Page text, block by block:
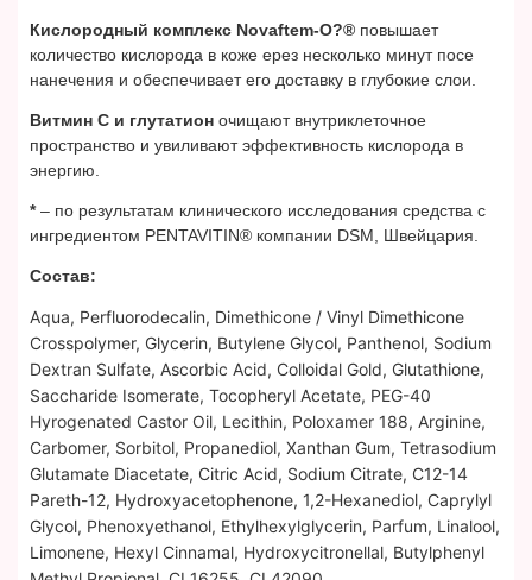
Кислородный комплекс Novaftem-O?® повышает
количество кислорода в коже ерез несколько минут посе
нанечения и обеспечивает его доставку в глубокие слои.
Витмин С и глутатион очищают внутриклеточное
пространство и увиливают эффективность кислорода в
энергию.
*– по результатам клинического исследования средства с
ингредиентом PENTAVITIN® компании DSM, Швейцария.
Состав:
Aqua, Perfluorodecalin, Dimethicone / Vinyl Dimethicone
Crosspolymer, Glycerin, Butylene Glycol, Panthenol, Sodium
Dextran Sulfate, Ascorbic Acid, Colloidal Gold, Glutathione,
Saccharide Isomerate, Tocopheryl Acetate, PEG-40
Hyrogenated Castor Oil, Lecithin, Poloxamer 188, Arginine,
Carbomer, Sorbitol, Propanediol, Xanthan Gum, Tetrasodium
Glutamate Diacetate, Citric Acid, Sodium Citrate, C12-14
Pareth-12, Hydroxyacetophenone, 1,2-Hexanediol, Caprylyl
Glycol, Phenoxyethanol, Ethylhexylglycerin, Parfum, Linalool,
Limonene, Hexyl Cinnamal, Hydroxycitronellal, Butylphenyl